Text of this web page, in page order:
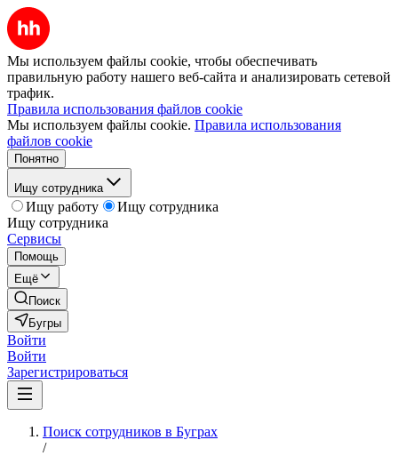
Мы используем файлы cookie, чтобы обеспечивать
правильную работу нашего веб-сайта и анализировать сетевой
трафик.
Правила использования файлов cookie
Мы используем файлы cookie. Правила использования
файлов cookie
Понятно
Ищу сотрудника
Ищу работу
Ищу сотрудника
Ищу сотрудника
Сервисы
Помощь
Ещё
Поиск
Бугры
Войти
Войти
Зарегистрироваться
Поиск сотрудников в Буграх
/